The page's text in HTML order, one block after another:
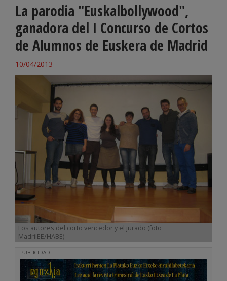
La parodia "Euskalbollywood",
ganadora del I Concurso de Cortos
de Alumnos de Euskera de Madrid
10/04/2013
Los autores del corto vencedor y el jurado (foto
MadrilEE/HABE)
PUBLICIDAD